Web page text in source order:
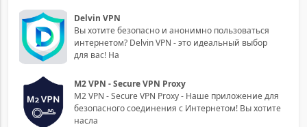
Delvin VPN
Вы хотите безопасно и анонимно пользоваться
интернетом? Delvin VPN - это идеальный выбор
для вас! На
M2 VPN - Secure VPN Proxy
M2 VPN - Secure VPN Proxy - Наше приложение для
безопасного соединения с Интернетом! Вы хотите
насла